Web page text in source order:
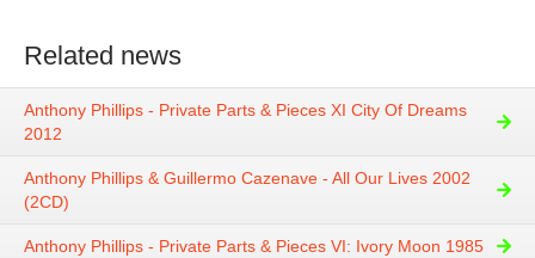
Related news
Anthony Phillips - Private Parts & Pieces XI City Of Dreams
2012
Anthony Phillips & Guillermo Cazenave - All Our Lives 2002
(2CD)
Anthony Phillips - Private Parts & Pieces VI: Ivory Moon 1985